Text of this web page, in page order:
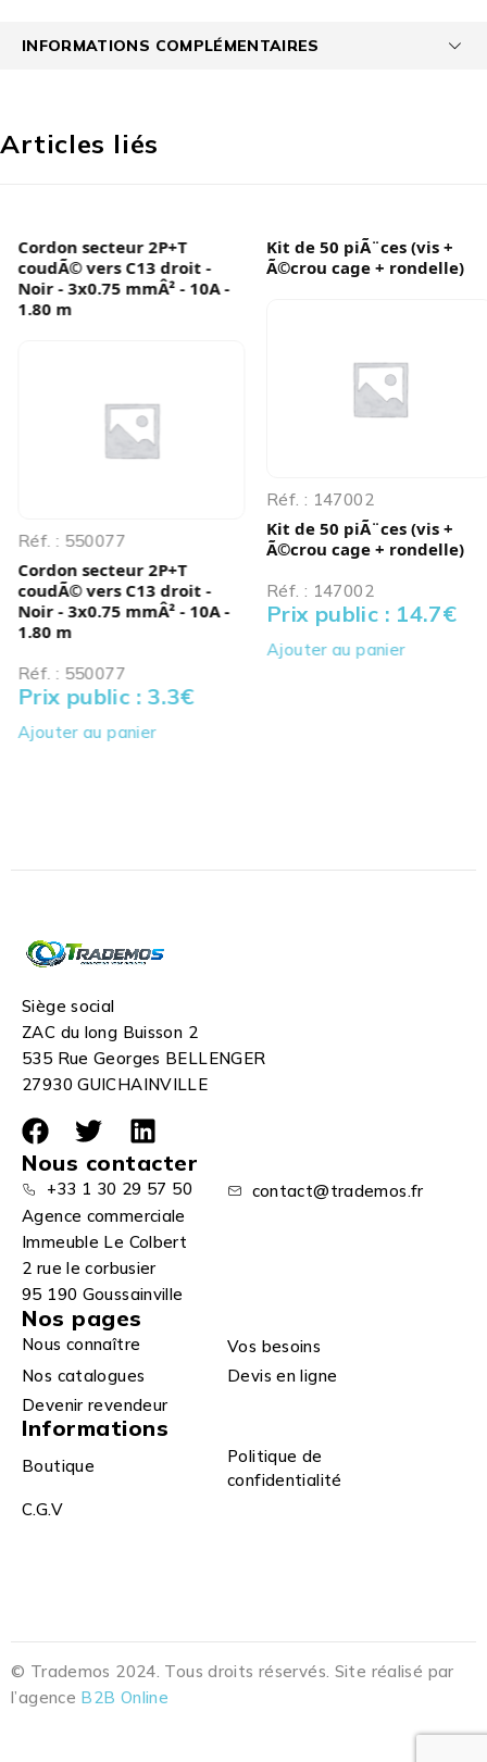
INFORMATIONS COMPLÉMENTAIRES
Articles liés
Cordon secteur 2P+T
coudÃ© vers C13 droit -
Noir - 3x0.75 mmÂ² - 10A -
1.80 m
Réf. : 550077
Cordon secteur 2P+T
coudÃ© vers C13 droit -
Noir - 3x0.75 mmÂ² - 10A -
1.80 m
Réf. : 550077
Prix public : 3.3€
Ajouter au panier
Kit de 50 piÃ¨ces (vis +
Ã©crou cage + rondelle)
Réf. : 147002
Kit de 50 piÃ¨ces (vis +
Ã©crou cage + rondelle)
Réf. : 147002
Prix public : 14.7€
Ajouter au panier
Siège social
ZAC du long Buisson 2
535 Rue Georges BELLENGER
27930 GUICHAINVILLE
Nous contacter
+33 1 30 29 57 50
contact@trademos.fr
Agence commerciale
Immeuble Le Colbert
2 rue le corbusier
95 190 Goussainville
Nos pages
Nous connaître
Vos besoins
Nos catalogues
Devis en ligne
Devenir revendeur
Informations
Boutique
Politique de
confidentialité
C.G.V
© Trademos 2024. Tous droits réservés. Site réalisé par
l’agence B2B Online